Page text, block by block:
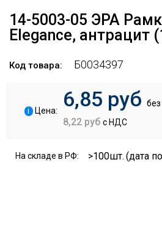
14-5003-05 ЭРА
Elegance, антрацит
Код товара: Б0034397
i Цена: 6,85 руб
8,22 руб с НДС
На складе в РФ: >100шт. (дата